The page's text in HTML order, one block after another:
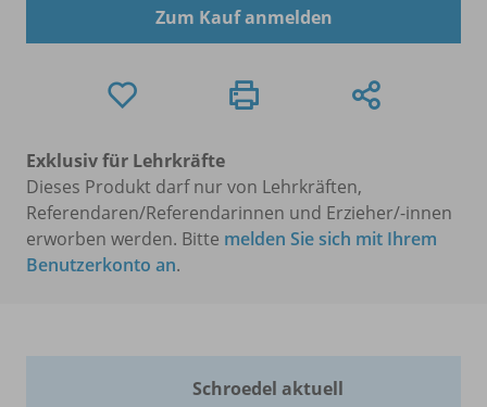
Zum Kauf anmelden
Exklusiv für Lehrkräfte
Dieses Produkt darf nur von Lehrkräften,
Referendaren/Referendarinnen und Erzieher/-innen
erworben werden. Bitte melden Sie sich mit Ihrem
Benutzerkonto an.
Schroedel aktuell